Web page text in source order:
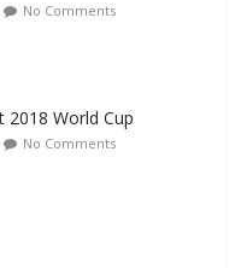
No Comments
2018 World Cup
No Comments